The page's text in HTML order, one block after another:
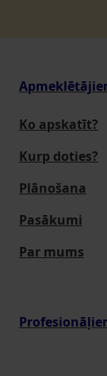
Ko apskatīt?
Kurp doties?
Plānošana
Pasākumi
Par mums